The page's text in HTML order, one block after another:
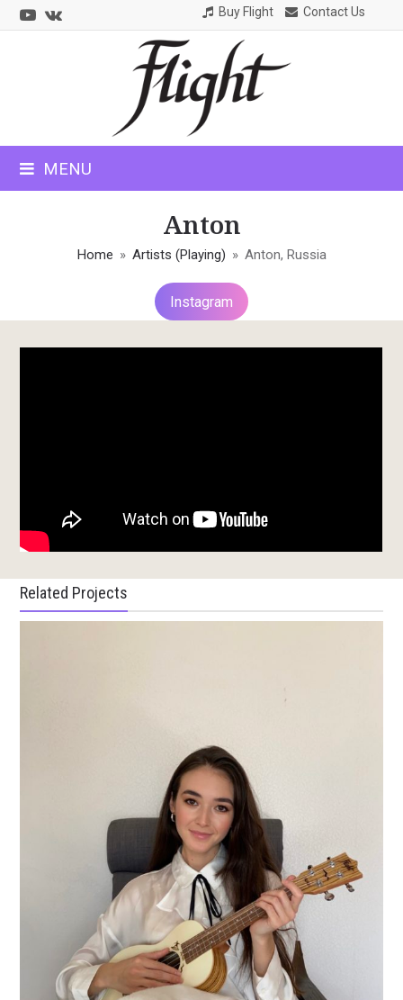
Youtube
VK Buy Flight Contact Us
MENU
Anton
Home » Artists (Playing) » Anton, Russia
Instagram
Related Projects